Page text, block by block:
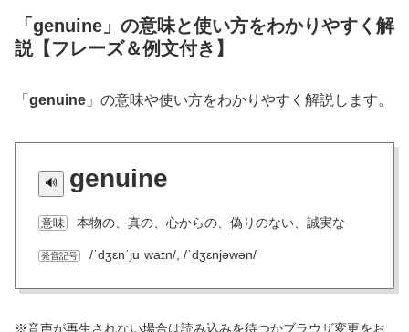
「genuine」の意味と使い方をわかりやすく解
説【フレーズ＆例文付き】
「 genuine 」の意味や使い方をわかりやすく解説します。
genuine
意味 本物の、真の、心からの、偽りのない、誠実な
発音記号 /ˈdʒɛnˈjuˌwaɪn/, /ˈdʒɛnjəwən/
※音声が再生されない場合は読み込みを待つかブラウザ変更をお